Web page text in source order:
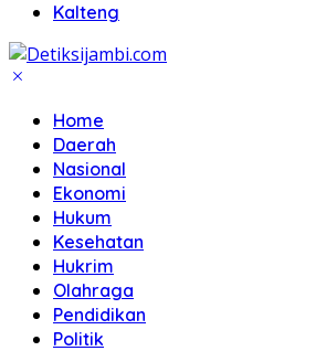
Kalteng
Home
Daerah
Nasional
Ekonomi
Hukum
Kesehatan
Hukrim
Olahraga
Pendidikan
Politik